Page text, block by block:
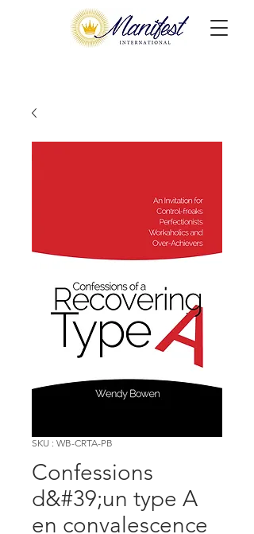
SKU : WB-CRTA-PB
Confessions
d&#39;un type A
en convalescence